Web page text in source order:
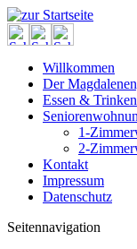
Willkommen
Der
Essen & Trinken
1-
2-
Kontakt
Impressum
Datenschutz
Seitennavigation